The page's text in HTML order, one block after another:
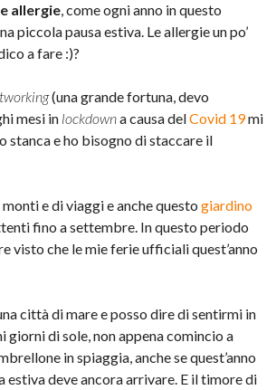
allergie, come ogni anno in questo
piccola pausa estiva. Le allergie un po’
a fare :)?
(una grande fortuna, devo
mesi in lockdowna causa delCovid 19mi
stanca e ho bisogno di staccare il
monti e di viaggi e anche questo giardino
fino a settembre. In questo periodo
visto che le mie ferie ufficiali quest’anno
città di mare e posso dire di sentirmi in
giorni di sole, non appena comincio a
in spiaggia, anche se quest’anno
estiva deve ancora arrivare. E il timore di